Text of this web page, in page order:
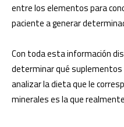
entre los elementos para
paciente a generar
Con toda esta información
determinar qué
analizar la dieta que le
minerales es la que